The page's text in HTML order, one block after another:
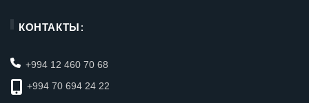
КОНТАКТЫ:
+994 12 460 70 68
+994 70 694 24 22